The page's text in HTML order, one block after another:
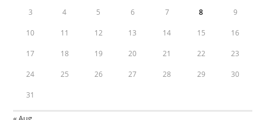
3 4 5 6 7 8 9
10 11 12 13 14 15 16
17 18 19 20 21 22 23
24 25 26 27 28 29 30
31